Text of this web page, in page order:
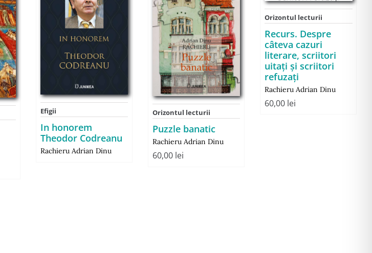
Efigii
In honorem
Theodor Codreanu
Rachieru Adrian Dinu
Orizontul lecturii
Puzzle banatic
Rachieru Adrian Dinu
60,00 lei
Orizontul lecturii
Recurs. Despre
câteva cazuri
literare, scriitori
uitați și scriitori
refuzați
Rachieru Adrian Dinu
60,00 lei